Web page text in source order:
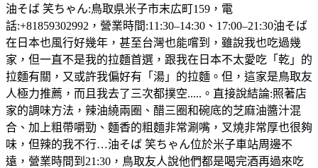
油そば 笑ちゃん:鳥取県米子市末広町159，電
話:+81859302992，營業時間:11:30–14:30、17:00–21:30油そば
在日本也風行好幾年，甚至台灣也能嚐到，雖說我也吃過幾
家，但一直不是我的拉麵首選，跟我在日本不太愛吃「乾」的
拉麵有關，又或許我偏好有「湯」的拉麵。但，這家是鳥取友
人極力推薦，而且我去了三次都撲空.....。直接說結論:照著店
家的調味方法，辣油繞兩圈、醋三圈和碗底的芝麻油醬汁混
合、加上粗帶嚼勁、麵香的粗麵非常涮嘴，叉燒非常厚也很夠
味，但辣的我不行…油そば 笑ちゃん位於米子車站周邊不
遠，營業時間到21:30，鳥取友人說他們都是喝完酒再過來吃